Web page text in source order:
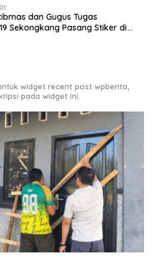
dan Gugus Tugas
Sekongkang Pasang Stiker di
widget recent post wpberita,
pada widget ini.